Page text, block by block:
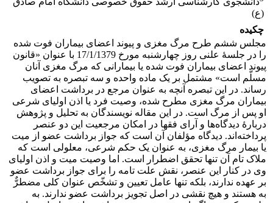
(ع)
چکیده
مجلس ششم طرح مرگ مغزی و پیوند اعضای بیماران فوت شده
را در جلسۀ علنی روز چهارشنبه مورخ 17/1/1379 با عنوان «قانون
پیوند اعضای بیماران فوت شده یا بیمارانی که مرگ مغزی آنان
مسلّم است» مشتمل بر یک ماده واحده و سه تبصره به تصویب
رساند. در این تبصره آنچه به عنوان مرجع در برداشت اعضای
بیماران مرگ مغزی مطرح شده، وصیت فرد یا اذن اولیای شرعی
او پس از مرگ است. در این مقاله نویسندگان به تحلیل و پژوهش
دربارۀ دیدگاه‌ها و آرای فقها در امکان مرجعیت این دو عنصر
پرداخته‌اند. دیدگاه مؤلفان آن است که جواز برداشت عضو از میت
یا بیمار مرگ مغزی، به عنوان یک حکم شرعی، معلولی است که
ملاک تام آن تنها تحقق اضطرار است. اما وصیت میت و اذن اولیای
وی در کنار این عنصر، نقش علت تامه را برای جواز برداشت عضو
بر عهده ندارند، بلکه تنها عامل تعیین و تشخّص عنوان کلی مضطرٌّ
به هستند و هیچ نقشی در اصل تجویز برداشت عضو ندارند. به